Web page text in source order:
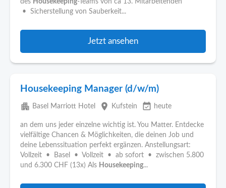
des Housekeeping-Teams von ca 13. Mitarbeitenden
• Sicherstellung von Sauberkeit...
Jetzt ansehen
Housekeeping Manager (d/w/m)
apartment Basel Marriott Hotel place Kufstein event_available heute
an dem uns jeder einzelne wichtig ist. You Matter. Entdecke
vielfältige Chancen & Möglichkeiten, die deinen Job und
deine Lebenssituation perfekt ergänzen. Anstellungsart:
Vollzeit • Basel • Vollzeit • ab sofort • zwischen 5.800
und 6.300 CHF (13x) Als Housekeeping...